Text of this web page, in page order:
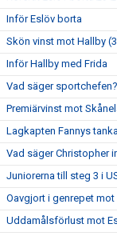
Inför Eslöv borta
Skön vinst mot Hallby
Inför Hallby med Frida
Vad säger sportchefen?
Premiärvinst mot
Lagkapten Fannys
Vad säger Christopher
Juniorerna till steg 3 i
Oavgjort i genrepet mot
Uddamålsförlust mot